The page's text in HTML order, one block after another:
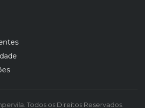
Todos os Direitos Reservados.